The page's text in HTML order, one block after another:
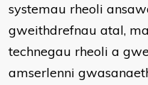
systemau rheoli
gweithdrefnau atal,
technegau rheoli a
amserlenni